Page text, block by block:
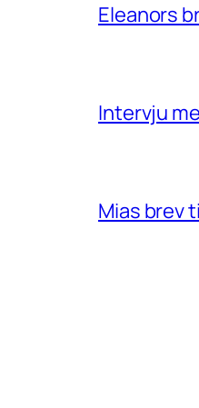
Eleanors
Intervju
Mias brev